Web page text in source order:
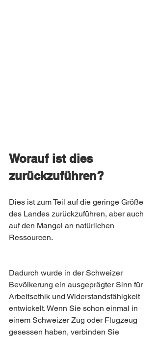
Worauf ist dies
zurückzuführen?
Dies ist zum Teil auf die geringe Größe
des Landes zurückzuführen, aber auch
auf den Mangel an natürlichen
Ressourcen.
Dadurch wurde in der Schweizer
Bevölkerung ein ausgeprägter Sinn für
Arbeitsethik und Widerstandsfähigkeit
entwickelt. Wenn Sie schon einmal in
einem Schweizer Zug oder Flugzeug
gesessen haben, verbinden Sie